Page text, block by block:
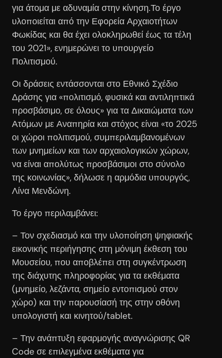
για άτομα με αδυναμία στην κίνηση.Το έργο
υλοποιείται από την Εφορεία Αρχαιοτήτων
Φωκίδας και θα έχει ολοκληρωθεί έως τα τέλη
του 2021», ενημερώνει το υπουργείο
Πολιτισμού.
Οι δράσεις εντάσσονται στο Εθνικό Σχέδιο
Δράσης για «πολιτισμό, φυσικά και αντιληπτικά
προσβάσιμο, σε όλους» για τα Δικαιώματα των
Ατόμων με Αναπηρία και στόχος είναι «το 2025
οι χώροι πολιτισμού, συμπεριλαμβανομένων
των μνημείων και των αρχαιολογικών χώρων,
να είναι απολύτως προσβάσιμοι στο σύνολο
της κοινωνίας», δήλωσε η αρμόδια υπουργός,
Λίνα Μενδώνη.
Το έργο περιλαμβάνει:
– Τον σχεδιασμό και την υλοποίηση ψηφιακής
εικονικής περιήγησης στη μόνιμη έκθεση του
Μουσείου, που αποβλέπει στη συγκέντρωση
της διάχυτης πληροφορίας για τα εκθέματα
(μνημείο, λεζάντα, σημείο εντοπισμού στον
χώρο) και την παρουσίασή της στην οθόνη
υπολογιστή και κινητού/tablet.
– Την ανάπτυξη εφαρμογής αναγνώρισης QR
Code σε επιλεγμένα εκθέματα για